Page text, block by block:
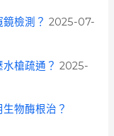
檢測？ 2025-07-
槍疏通？ 2025-
物酶根治？